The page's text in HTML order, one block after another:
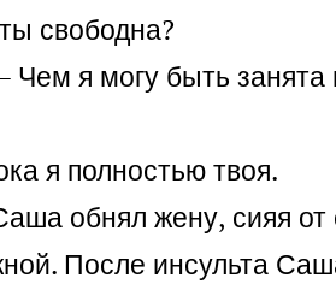
свободна?
я могу быть занята
я полностью твоя.
обнял жену, сияя от
После инсульта